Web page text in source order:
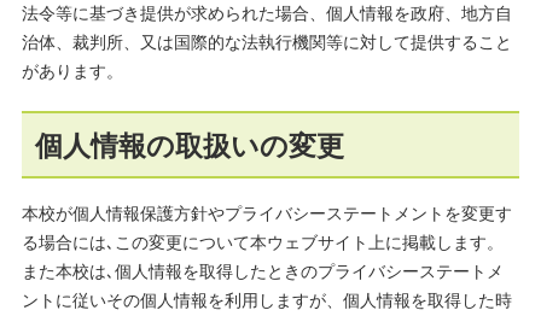
法令等に基づき提供が求められた場合、個人情報を政府、地方自
治体、裁判所、又は国際的な法執行機関等に対して提供すること
があります。
個人情報の取扱いの変更
本校が個人情報保護方針やプライバシーステートメントを変更す
る場合には､この変更について本ウェブサイト上に掲載します。
また本校は､個人情報を取得したときのプライバシーステートメ
ントに従いその個人情報を利用しますが、個人情報を取得した時